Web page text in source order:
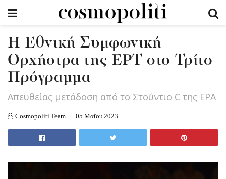
H Εθνική Συμφωνική
Ορχήστρα της ΕΡΤ στο Τρίτο
Πρόγραμμα
Απευθείας μετάδοση από το Στούντιο C της ΕΡΑ
Cosmopoliti Team 05 Μαΐου 2023